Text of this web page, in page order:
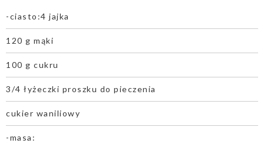
-ciasto:4 jajka
120 g mąki
100 g cukru
3/4 łyżeczki proszku do pieczenia
cukier waniliowy
-masa: